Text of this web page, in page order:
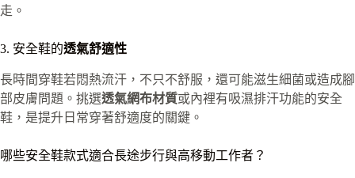
走。
3. 安全鞋的透氣舒適性
長時間穿鞋若悶熱流汗，不只不舒服，還可能滋生細菌或造成腳
部皮膚問題。挑選透氣網布材質或內裡有吸濕排汗功能的安全
鞋，是提升日常穿著舒適度的關鍵。
哪些安全鞋款式適合長途步行與高移動工作者？